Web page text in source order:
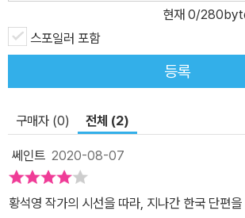
간그러한 속력과 속력의 정돈 속에서다리는 사
「현대식 교량」 중에서새로운 세대를 위한 한국문
석영의 한국 명단편 101 지난 2012년 작가 인생 50년을 기념하는
자리에서 황석영은 김수영의 시 「현대식 교량」
시대부터 2000년대까지, 101편의 작품을 가
거들처럼 보인다. 역사를 온몸으로 통과해온 자
할 수만 있다면 그것을 하겠다는 근본적이고도
는 ‘황석영의 한국 명단편 101’을 2011년 11월
현재 0/
스포일러 포함
등록
구매자 (0) 전체 (2)
쎄인트 2020-08-07
황석영 작가의 시선을 따라, 지나간 한국 단편을